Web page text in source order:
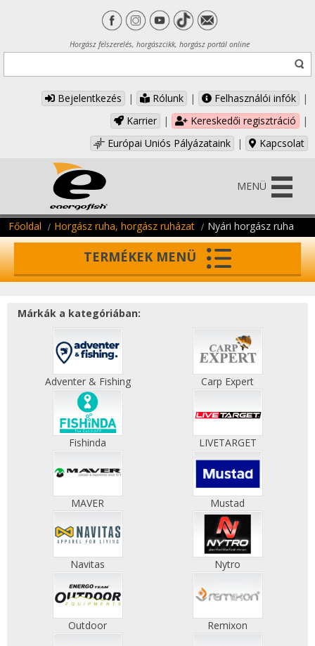
Horgász felszerelés, horgászcikk, horgász portál online
Bejelentkezés | Rólunk | Felhasználói infók
|
Karrier
| Kereskedői regisztráció
|
Európai Uniós Pályázataink
| Kapcsolat
MENÜ
Főoldal Horgász ruha, horgász ruházat Nyári horgász ruha
TERMÉKEK MENÜ
Márkák a kategóriában:
Adventer & Fishing Carp Expert
Fishinda LIVETARGET
MAVER Mustad
Navitas Nytro
Outdoor Remixon